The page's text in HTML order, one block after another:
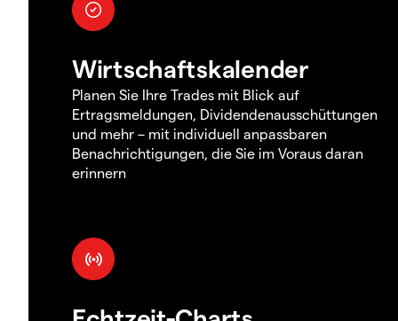
Wirtschaftskalender
Planen Sie Ihre Trades mit Blick auf
Ertragsmeldungen, Dividendenausschüttungen
und mehr – mit individuell anpassbaren
Benachrichtigungen, die Sie im Voraus daran
erinnern